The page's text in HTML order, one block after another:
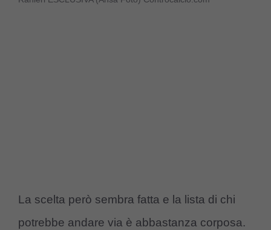
La scelta però sembra fatta e la lista di chi
potrebbe andare via è abbastanza corposa.